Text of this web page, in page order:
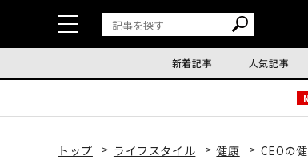
新着記事 人気記事
トップ ライフスタイル 健康 CEOの